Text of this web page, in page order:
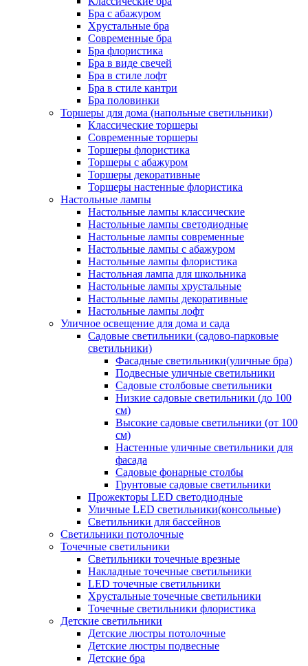
Бра с абажуром
Хрустальные бра
Современные бра
Бра флористика
Бра в виде свечей
Бра в стиле лофт
Бра в стиле кантри
Бра половинки
Торшеры для дома (напольные светильники)
Классические торшеры
Современные торшеры
Торшеры флористика
Торшеры с абажуром
Торшеры декоративные
Торшеры настенные флористика
Настольные лампы
Настольные лампы классические
Настольные лампы светодиодные
Настольные лампы современные
Настольные лампы с абажуром
Настольные лампы флористика
Настольная лампа для школьника
Настольные лампы хрустальные
Настольные лампы декоративные
Настольные лампы лофт
Уличное освещение для дома и сада
Садовые светильники (садово-парковые
светильники)
Фасадные светильники(уличные бра)
Подвесные уличные светильники
Садовые столбовые светильники
Низкие садовые светильники (до 100
см)
Высокие садовые светильники (от 100
см)
Настенные уличные светильники для
фасада
Садовые фонарные столбы
Грунтовые садовые светильники
Прожекторы LED светодиодные
Уличные LED светильники(консольные)
Светильники для бассейнов
Светильники потолочные
Точечные светильники
Светильники точечные врезные
Накладные точечные светильники
LED точечные светильники
Хрустальные точечные светильники
Точечные светильники флористика
Детские светильники
Детские люстры потолочные
Детские люстры подвесные
Детские бра